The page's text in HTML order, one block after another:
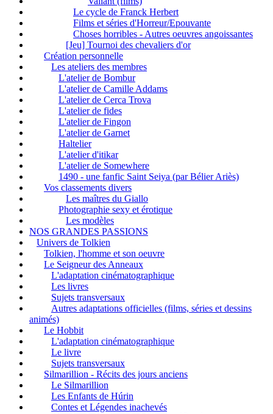
Le cycle de Franck Herbert
Films et séries d'Horreur/Epouvante
Choses horribles - Autres oeuvres angoissantes
[Jeu] Tournoi des chevaliers d'or
Création personnelle
Les ateliers des membres
L'atelier de Bombur
L'atelier de Camille Addams
L'atelier de Cerca Trova
L'atelier de fides
L'atelier de Fingon
L'atelier de Garnet
Haltelier
L'atelier d'itikar
L'atelier de Somewhere
1490 - une fanfic Saint Seiya (par Bélier Ariès)
Vos classements divers
Les maîtres du Giallo
Photographie sexy et érotique
Les modèles
NOS GRANDES PASSIONS
Univers de Tolkien
Tolkien, l'homme et son oeuvre
Le Seigneur des Anneaux
L'adaptation cinématographique
Les livres
Sujets transversaux
Autres adaptations officielles (films, séries et dessins
animés)
Le Hobbit
L'adaptation cinématographique
Le livre
Sujets transversaux
Silmarillion - Récits des jours anciens
Le Silmarillion
Les Enfants de Húrin
Contes et Légendes inachevés